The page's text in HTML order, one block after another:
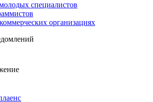
специалистов
организациях